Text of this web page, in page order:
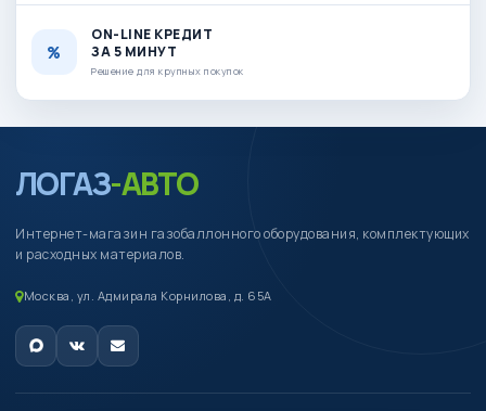
ON-LINE КРЕДИТ
ЗА 5 МИНУТ
Решение для крупных покупок
ЛОГАЗ-АВТО
Интернет-магазин газобаллонного оборудования, комплектующих
и расходных материалов.
Москва, ул. Адмирала Корнилова, д. 65А